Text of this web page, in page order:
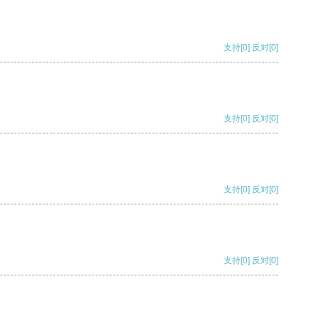
支持[0] 反对[0]
支持[0] 反对[0]
支持[0] 反对[0]
支持[0] 反对[0]